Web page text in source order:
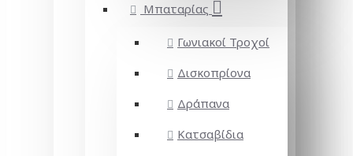
Μπαταρίας
Γωνιακοί Τροχοί
Δισκοπρίονα
Δράπανα
Κατσαβίδια